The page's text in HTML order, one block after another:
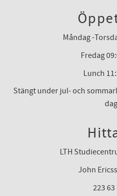
Måndag -
Fredag
Lunch
Stängt under jul- och
LTH
John
223 63